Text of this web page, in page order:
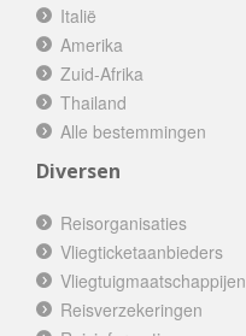
Italië
Amerika
Zuid-Afrika
Thailand
Alle bestemmingen
Diversen
Reisorganisaties
Vliegticketaanbieders
Vliegtuigmaatschappijen
Reisverzekeringen